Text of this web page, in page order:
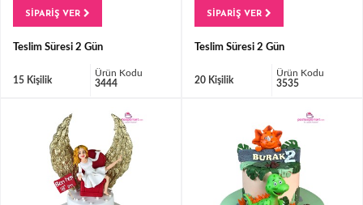
SİPARİŞ VER
Teslim Süresi 2 Gün
15 Kişilik
Ürün Kodu
3444
SİPARİŞ VER
Teslim Süresi 2 Gün
20 Kişilik
Ürün Kodu
3535